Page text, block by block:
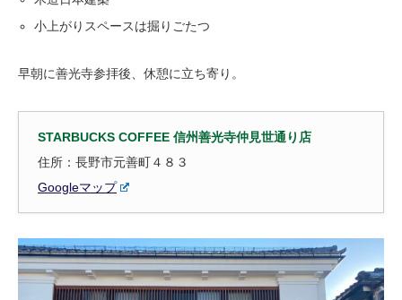
小上がりスペースは掘りごたつ
早朝に善光寺参拝後、休憩に立ち寄り。
STARBUCKS COFFEE 信州善光寺仲見世通り店
住所：長野市元善町４８３
Googleマップ